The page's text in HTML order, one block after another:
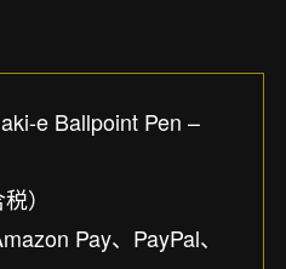
e Ballpoint Pen –
）
Pay、PayPal、